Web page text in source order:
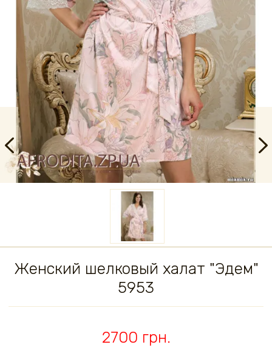
Женский шелковый халат "Эдем"
5953
2700 грн.